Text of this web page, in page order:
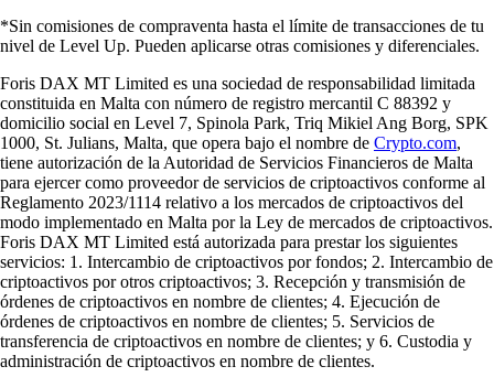
*Sin comisiones de compraventa hasta el límite de transacciones de tu
nivel de Level Up. Pueden aplicarse otras comisiones y diferenciales.
Foris DAX MT Limited es una sociedad de responsabilidad limitada
constituida en Malta con número de registro mercantil C 88392 y
domicilio social en Level 7, Spinola Park, Triq Mikiel Ang Borg, SPK
1000, St. Julians, Malta, que opera bajo el nombre de Crypto.com,
tiene autorización de la Autoridad de Servicios Financieros de Malta
para ejercer como proveedor de servicios de criptoactivos conforme al
Reglamento 2023/1114 relativo a los mercados de criptoactivos del
modo implementado en Malta por la Ley de mercados de criptoactivos.
Foris DAX MT Limited está autorizada para prestar los siguientes
servicios: 1. Intercambio de criptoactivos por fondos; 2. Intercambio de
criptoactivos por otros criptoactivos; 3. Recepción y transmisión de
órdenes de criptoactivos en nombre de clientes; 4. Ejecución de
órdenes de criptoactivos en nombre de clientes; 5. Servicios de
transferencia de criptoactivos en nombre de clientes; y 6. Custodia y
administración de criptoactivos en nombre de clientes.